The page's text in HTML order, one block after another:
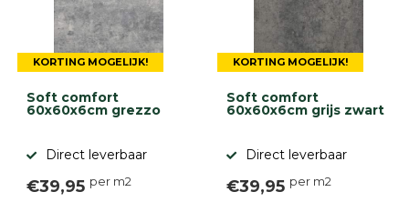
KORTING MOGELIJK!
Soft comfort
60x60x6cm grezzo
Direct leverbaar
€39,95 per m2
KORTING MOGELIJK!
Soft comfort
60x60x6cm grijs zwart
Direct leverbaar
€39,95 per m2